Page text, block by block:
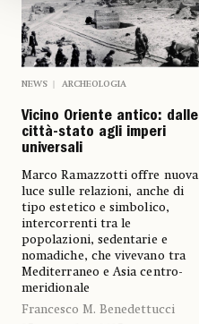
NEWS ARCHEOLOGIA
Vicino Oriente antico: dalle
città-stato agli imperi
universali
Marco Ramazzotti offre nuova
luce sulle relazioni, anche di
tipo estetico e simbolico,
intercorrenti tra le
popolazioni, sedentarie e
nomadiche, che vivevano tra
Mediterraneo e Asia centro-
meridionale
Francesco M. Benedettucci